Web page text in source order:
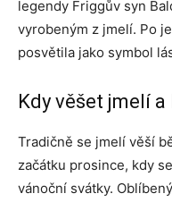
legendy Friggův syn
vyrobeným z jmelí. Po
posvětila jako symbol
Kdy věšet jmelí
Tradičně se jmelí věší
začátku prosince, kdy
vánoční svátky.